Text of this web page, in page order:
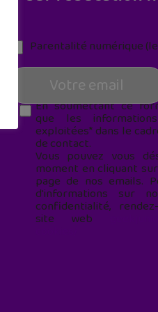
Parentalité numérique
En soumettant ce
que les
exploitées* dans le
de contact.
Vous pouvez vous
moment en cliquant
page de nos emails.
d'informations sur
confidentialité,
site web